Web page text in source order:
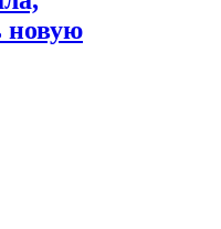
новую